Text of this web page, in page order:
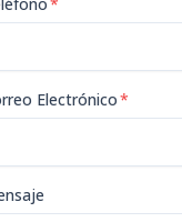
Electrónico*